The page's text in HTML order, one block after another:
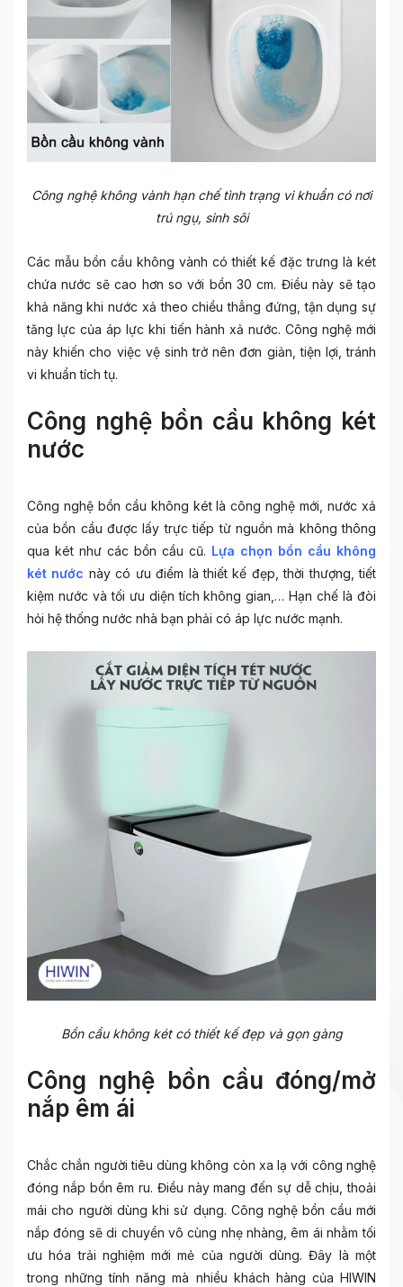
Công nghệ không vành hạn chế tình trạng vi khuẩn có nơi
trú ngụ, sinh sôi
Các mẫu bồn cầu không vành có thiết kế đặc trưng là két
chứa nước sẽ cao hơn so với bồn 30 cm. Điều này sẽ tạo
khả năng khi nước xả theo chiều thẳng đứng, tận dụng sự
tăng lực của áp lực khi tiến hành xả nước. Công nghệ mới
này khiến cho việc vệ sinh trở nên đơn giản, tiện lợi, tránh
vi khuẩn tích tụ.
Công nghệ bồn cầu không két
nước
Công nghệ bồn cầu không két là công nghệ mới, nước xả
của bồn cầu được lấy trực tiếp từ nguồn mà không thông
qua két như các bồn cầu cũ. Lựa chọn bồn cầu không
két nước này có ưu điểm là thiết kế đẹp, thời thượng, tiết
kiệm nước và tối ưu diện tích không gian,… Hạn chế là đòi
hỏi hệ thống nước nhà bạn phải có áp lực nước mạnh.
Bồn cầu không két có thiết kế đẹp và gọn gàng
Công nghệ bồn cầu đóng/mở
nắp êm ái
Chắc chắn người tiêu dùng không còn xa lạ với công nghệ
đóng nắp bồn êm ru. Điều này mang đến sự dễ chịu, thoải
mái cho người dùng khi sử dụng. Công nghệ bồn cầu mới
nắp đóng sẽ di chuyển vô cùng nhẹ nhàng, êm ái nhằm tối
ưu hóa trải nghiệm mới mẻ của người dùng. Đây là một
trong những tính năng mà nhiều khách hàng của HIWIN